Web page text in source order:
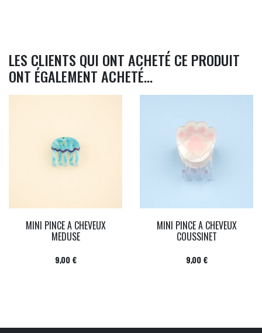
LES CLIENTS QUI ONT ACHETÉ CE PRODUIT
ONT ÉGALEMENT ACHETÉ...
MINI PINCE A CHEVEUX
MEDUSE
Prix
9,00 €
MINI PINCE A CHEVEUX
COUSSINET
Prix
9,00 €